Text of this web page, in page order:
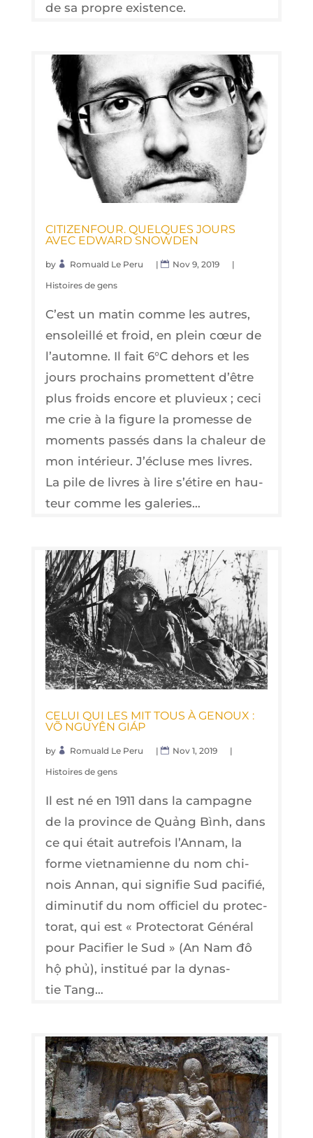
de sa propre existence.
CITI­ZEN­FOUR. QUELQUES JOURS
AVEC EDWARD SNOWDEN
by Romuald Le Peru | Nov 9, 2019
|
Histoires de gens
C’est un matin comme les autres,
enso­leillé et froid, en plein cœur de
l’automne. Il fait 6°C dehors et les
jours pro­chains pro­mettent d’être
plus froids encore et plu­vieux ; ceci
me crie à la figure la pro­messe de
moments pas­sés dans la cha­leur de
mon inté­rieur. J’écluse mes livres.
La pile de livres à lire s’étire en hau­
teur comme les galeries…
CELUI QUI LES MIT TOUS À GENOUX :
VÕ NGUYÊN GIÁP
by Romuald Le Peru | Nov 1, 2019
|
Histoires de gens
Il est né en 1911 dans la cam­pagne
de la pro­vince de Quảng Bình, dans
ce qui était autre­fois l’Annam, la
forme viet­na­mienne du nom chi­
nois Annan, qui signi­fie Sud paci­fié,
dimi­nu­tif du nom offi­ciel du pro­tec­
to­rat, qui est « Pro­tec­to­rat Géné­ral
pour Paci­fier le Sud » (An Nam đô
hộ phủ), ins­ti­tué par la dynas­
tie Tang…